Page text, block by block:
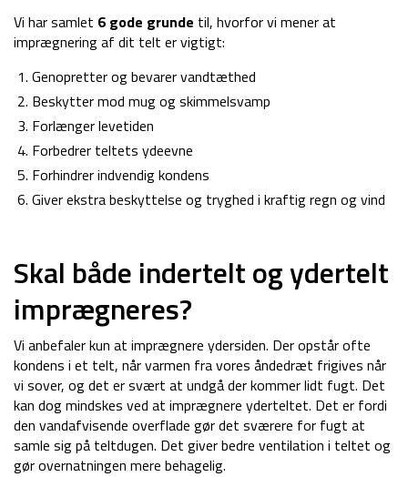
Vi har samlet 6 gode grunde til, hvorfor vi mener at
imprægnering af dit telt er vigtigt:
Genopretter og bevarer vandtæthed
Beskytter mod mug og skimmelsvamp
Forlænger levetiden
Forbedrer teltets ydeevne
Forhindrer indvendig kondens
Giver ekstra beskyttelse og tryghed i kraftig regn og vind
Skal både indertelt og ydertelt
imprægneres?
Vi anbefaler kun at imprægnere ydersiden. Der opstår ofte
kondens i et telt, når varmen fra vores åndedræt frigives når
vi sover, og det er svært at undgå der kommer lidt fugt. Det
kan dog mindskes ved at imprægnere yderteltet. Det er fordi
den vandafvisende overflade gør det sværere for fugt at
samle sig på teltdugen. Det giver bedre ventilation i teltet og
gør overnatningen mere behagelig.